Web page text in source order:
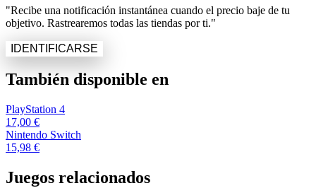
"Recibe una notificación instantánea cuando el precio baje de tu
objetivo. Rastrearemos todas las tiendas por ti."
IDENTIFICARSE
También disponible en
PlayStation 4
17,00 €
Nintendo Switch
15,98 €
Juegos relacionados